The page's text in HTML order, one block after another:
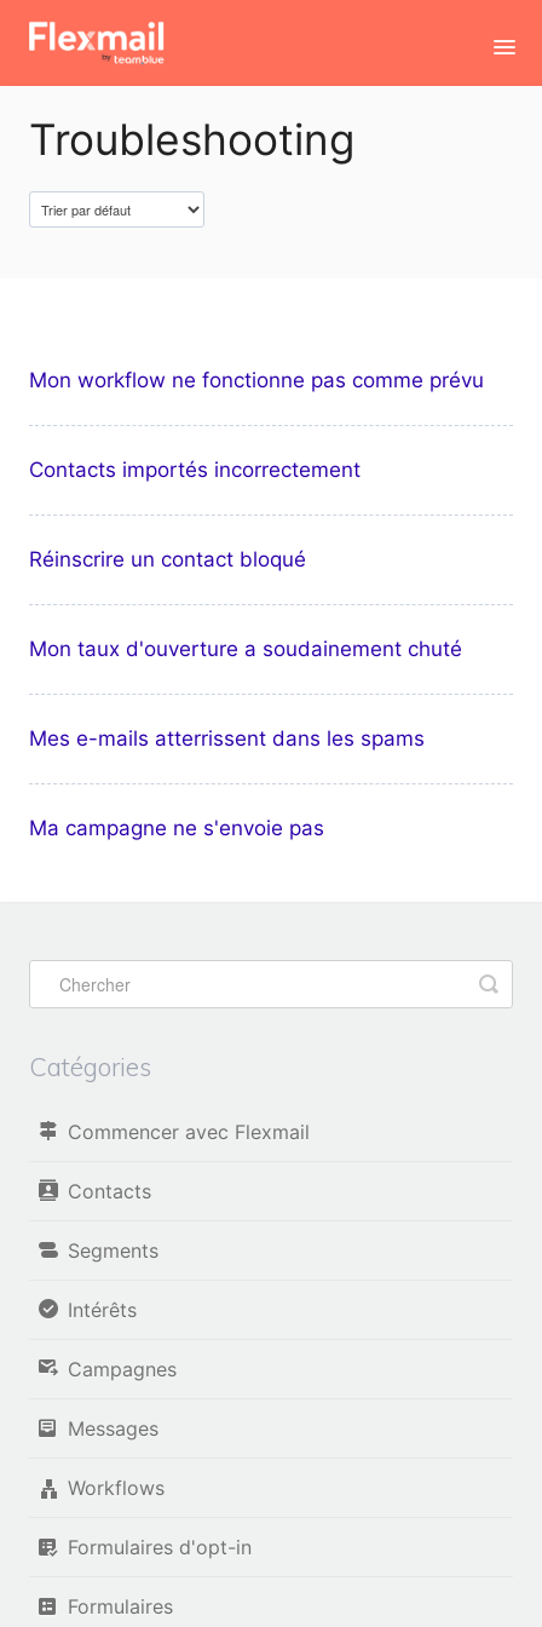
Contact
Troubleshooting
Mon workflow ne fonctionne pas comme prévu
Contacts importés incorrectement
Réinscrire un contact bloqué
Mon taux d'ouverture a soudainement chuté
Mes e-mails atterrissent dans les spams
Ma campagne ne s'envoie pas
Catégories
Commencer avec Flexmail
Contacts
Segments
Intérêts
Campagnes
Messages
Workflows
Formulaires d'opt-in
Formulaires